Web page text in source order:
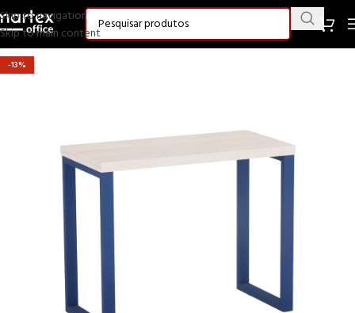
Skip to navigation
Skip to main content
-13%